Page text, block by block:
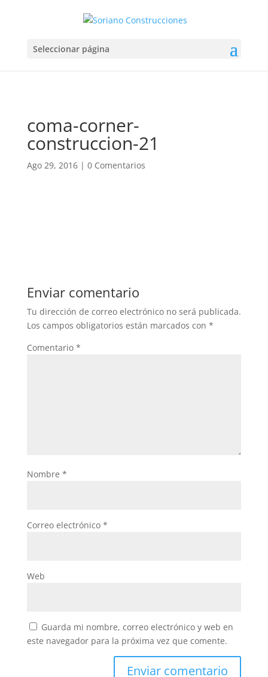
Seleccionar página
coma-corner-
construccion-21
Ago 29, 2016| 0 Comentarios
Enviar comentario
Tu dirección de correo electrónico no será publicada.
Los campos obligatorios están marcados con *
Comentario *
Nombre *
Correo electrónico *
Web
Guarda mi nombre, correo electrónico y web en
este navegador para la próxima vez que comente.